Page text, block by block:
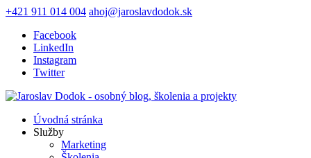
+421 911 014 004 ahoj@jaroslavdodok.sk
Facebook
LinkedIn
Instagram
Twitter
Úvodná stránka
Služby
Marketing